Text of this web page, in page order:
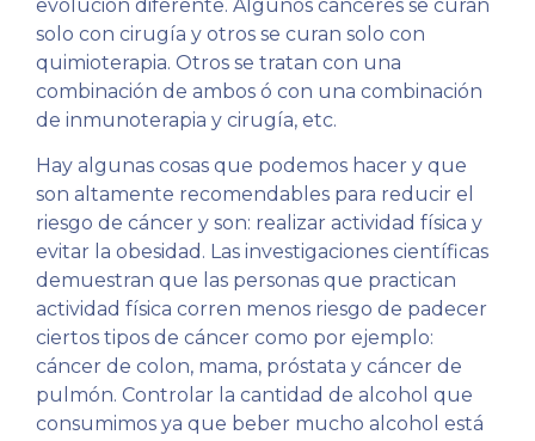
evolución diferente. Algunos canceres se curan
solo con cirugía y otros se curan solo con
quimioterapia. Otros se tratan con una
combinación de ambos ó con una combinación
de inmunoterapia y cirugía, etc.
Hay algunas cosas que podemos hacer y que
son altamente recomendables para reducir el
riesgo de cáncer y son: realizar actividad física y
evitar la obesidad. Las investigaciones científicas
demuestran que las personas que practican
actividad física corren menos riesgo de padecer
ciertos tipos de cáncer como por ejemplo:
cáncer de colon, mama, próstata y cáncer de
pulmón. Controlar la cantidad de alcohol que
consumimos ya que beber mucho alcohol está